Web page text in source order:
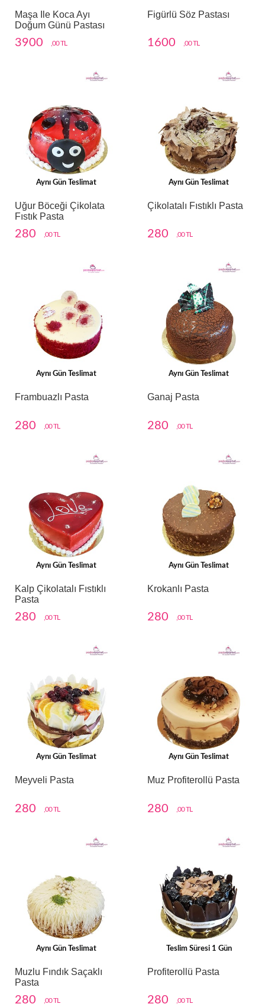
Maşa Ile Koca Ayı
Doğum Günü Pastası
3900 ,00 TL
Figürlü Söz Pastası
1600 ,00 TL
Aynı Gün Teslimat
Uğur Böceği Çikolata
Fıstık Pasta
280 ,00 TL
Aynı Gün Teslimat
Çikolatalı Fıstıklı Pasta
280 ,00 TL
Aynı Gün Teslimat
Frambuazlı Pasta
280 ,00 TL
Aynı Gün Teslimat
Ganaj Pasta
280 ,00 TL
Aynı Gün Teslimat
Kalp Çikolatalı Fıstıklı
Pasta
280 ,00 TL
Aynı Gün Teslimat
Krokanlı Pasta
280 ,00 TL
Aynı Gün Teslimat
Meyveli Pasta
280 ,00 TL
Aynı Gün Teslimat
Muz Profiterollü Pasta
280 ,00 TL
Aynı Gün Teslimat
Muzlu Fındık Saçaklı
Pasta
280 ,00 TL
Teslim Süresi 1 Gün
Profiterollü Pasta
280 ,00 TL